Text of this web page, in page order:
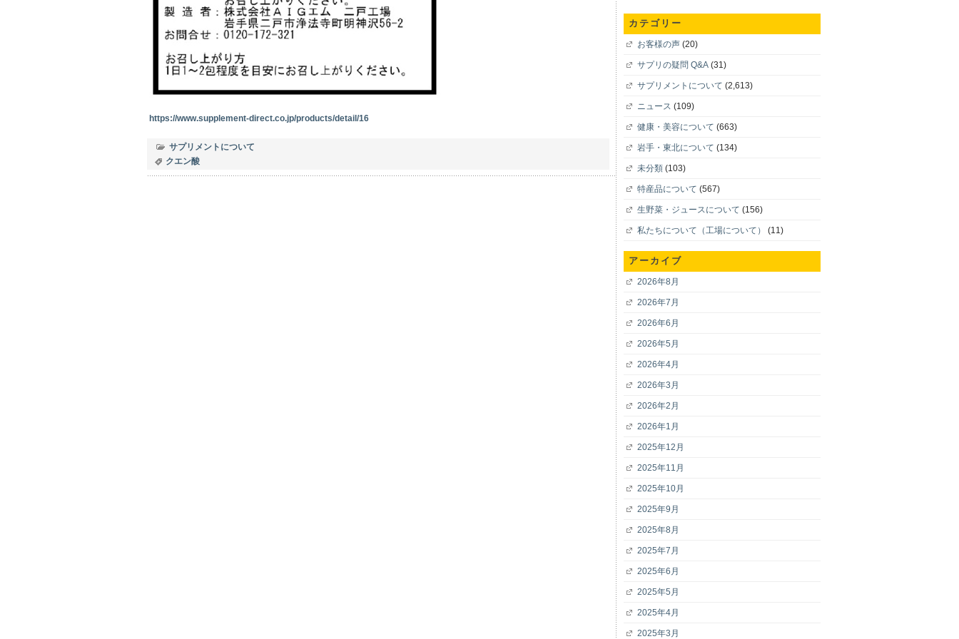
https://www.supplement-direct.co.jp/products/detail/16
サプリメントについて
クエン酸
カテゴリー
お客様の声 (20)
サプリの疑問 Q&A (31)
サプリメントについて (2,613)
ニュース (109)
健康・美容について (663)
岩手・東北について (134)
未分類 (103)
特産品について (567)
生野菜・ジュースについて (156)
私たちについて（工場について） (11)
アーカイブ
2026年8月
2026年7月
2026年6月
2026年5月
2026年4月
2026年3月
2026年2月
2026年1月
2025年12月
2025年11月
2025年10月
2025年9月
2025年8月
2025年7月
2025年6月
2025年5月
2025年4月
2025年3月